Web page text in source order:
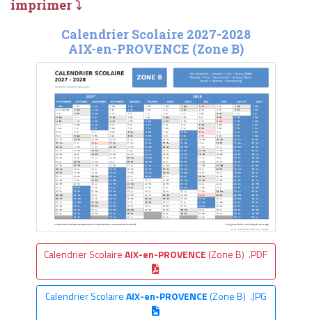
imprimer ⤵
Calendrier Scolaire 2027-2028
AIX-en-PROVENCE (Zone B)
Calendrier ScolaireAIX-en-PROVENCE (Zone B) .PDF
Calendrier ScolaireAIX-en-PROVENCE(Zone B) .JPG